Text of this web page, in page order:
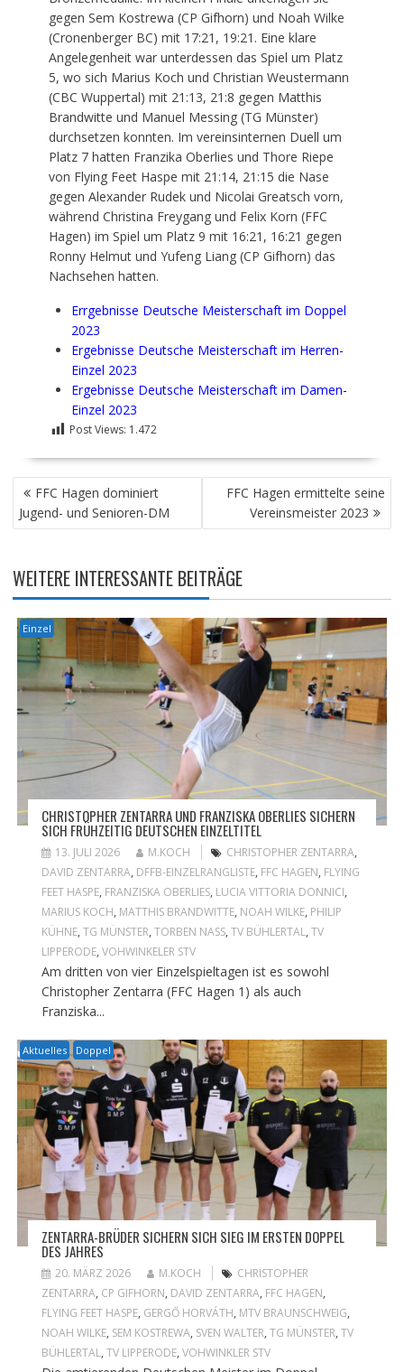
gegen Sem Kostrewa (CP Gifhorn) und Noah Wilke
(Cronenberger BC) mit 17:21, 19:21. Eine klare
Angelegenheit war unterdessen das Spiel um Platz
5, wo sich Marius Koch und Christian Weustermann
(CBC Wuppertal) mit 21:13, 21:8 gegen Matthis
Brandwitte und Manuel Messing (TG Münster)
durchsetzen konnten. Im vereinsinternen Duell um
Platz 7 hatten Franzika Oberlies und Thore Riepe
von Flying Feet Haspe mit 21:14, 21:15 die Nase
gegen Alexander Rudek und Nicolai Greatsch vorn,
während Christina Freygang und Felix Korn (FFC
Hagen) im Spiel um Platz 9 mit 16:21, 16:21 gegen
Ronny Helmut und Yufeng Liang (CP Gifhorn) das
Nachsehen hatten.
Errgebnisse Deutsche Meisterschaft im Doppel
2023
Ergebnisse Deutsche Meisterschaft im Herren-
Einzel 2023
Ergebnisse Deutsche Meisterschaft im Damen-
Einzel 2023
Post Views: 1.472
BEITRAGSNAVIGATION
FFC Hagen dominiert
Jugend- und Senioren-DM
FFC Hagen ermittelte seine
Vereinsmeister 2023
WEITERE INTERESSANTE BEITRÄGE
Einzel
CHRISTOPHER ZENTARRA UND FRANZISKA OBERLIES SICHERN
SICH FRÜHZEITIG DEUTSCHEN EINZELTITEL
13. JULI 2026 M.KOCH CHRISTOPHER ZENTARRA,
DAVID ZENTARRA, DFFB-EINZELRANGLISTE, FFC HAGEN, FLYING
FEET HASPE, FRANZISKA OBERLIES, LUCIA VITTORIA DONNICI,
MARIUS KOCH, MATTHIS BRANDWITTE, NOAH WILKE, PHILIP
KÜHNE, TG MÜNSTER, TORBEN NASS, TV BÜHLERTAL, TV
LIPPERODE, VOHWINKELER STV
Am dritten von vier Einzelspieltagen ist es sowohl
Christopher Zentarra (FFC Hagen 1) als auch
Franziska...
Aktuelles Doppel
ZENTARRA-BRÜDER SICHERN SICH SIEG IM ERSTEN DOPPEL
DES JAHRES
20. MÄRZ 2026 M.KOCH
CHRISTOPHER
ZENTARRA, CP GIFHORN, DAVID ZENTARRA, FFC HAGEN,
FLYING FEET HASPE, GERGŐ HORVÁTH, MTV BRAUNSCHWEIG,
NOAH WILKE, SEM KOSTREWA, SVEN WALTER, TG MÜNSTER, TV
BÜHLERTAL, TV LIPPERODE, VOHWINKLER STV